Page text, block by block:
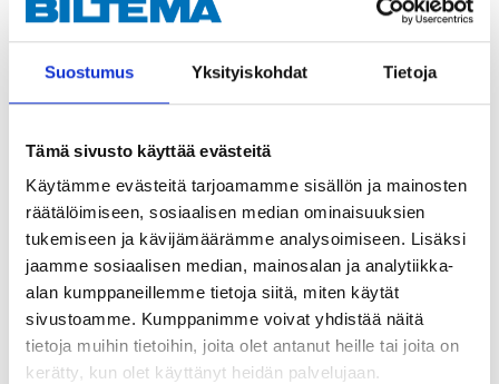
Suostumus Yksityiskohdat Tietoja
Tämä sivusto käyttää evästeitä
Käytämme evästeitä tarjoamamme sisällön ja mainosten
räätälöimiseen, sosiaalisen median ominaisuuksien
tukemiseen ja kävijämäärämme analysoimiseen. Lisäksi
jaamme sosiaalisen median, mainosalan ja analytiikka-
alan kumppaneillemme tietoja siitä, miten käytät
sivustoamme. Kumppanimme voivat yhdistää näitä
tietoja muihin tietoihin, joita olet antanut heille tai joita on
kerätty, kun olet käyttänyt heidän palvelujaan.
295
Toalettborste, 37,5 cm
47-0248
Finns i lager i25 varuhus
Säljs ej online
295
Toalettborste, 34,5 cm
87-0431
Finns i lager i 25 varuhus
Säljs ej online